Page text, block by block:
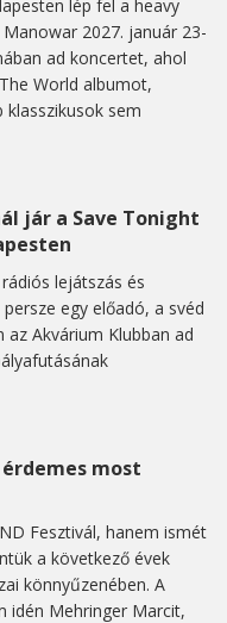
lép fel a heavy
2027. január 23-
ad koncertet, ahol
World albumot,
sem
jár a Save Tonight
lejátszás és
egy előadó, a svéd
az Akvárium Klubban ad
most
Fesztivál, hanem ismét
a következő évek
könnyűzenében. A
idén Mehringer Marcit,